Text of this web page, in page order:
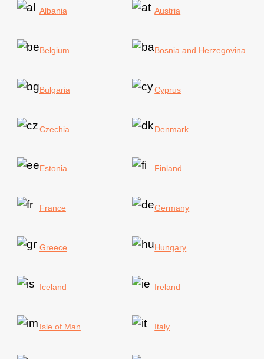
Albania Austria
Belgium Bosnia and Herzegovina
Bulgaria Cyprus
Czechia Denmark
Estonia Finland
France Germany
Greece Hungary
Iceland Ireland
Isle of Man Italy